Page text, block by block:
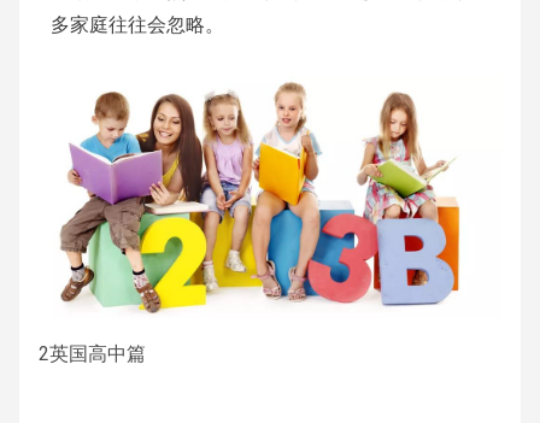
多家庭往往会忽略。
2英国高中篇